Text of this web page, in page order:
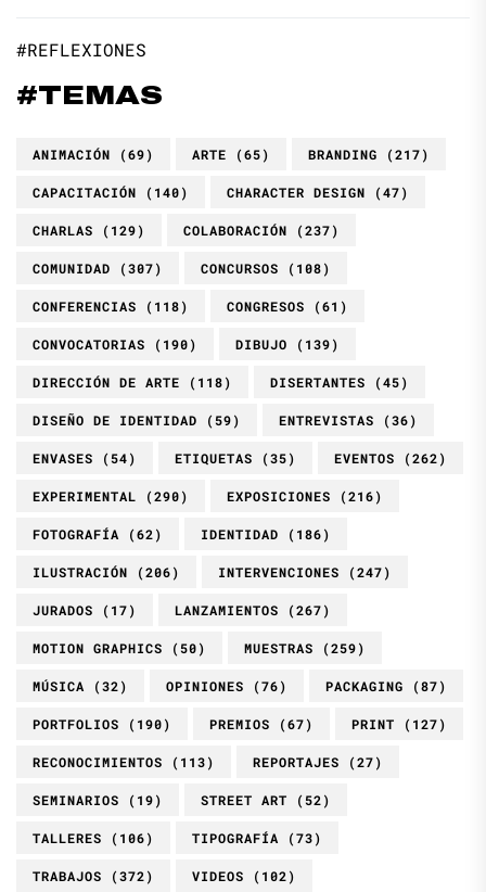
#REFLEXIONES
#TEMAS
ANIMACIÓN (69) ARTE (65) BRANDING (217)
CAPACITACIÓN (140) CHARACTER DESIGN (47)
CHARLAS (129) COLABORACIÓN (237)
COMUNIDAD (307) CONCURSOS (108)
CONFERENCIAS (118) CONGRESOS (61)
CONVOCATORIAS (190) DIBUJO (139)
DIRECCIÓN DE ARTE (118) DISERTANTES (45)
DISEÑO DE IDENTIDAD (59) ENTREVISTAS (36)
ENVASES (54) ETIQUETAS (35) EVENTOS (262)
EXPERIMENTAL (290) EXPOSICIONES (216)
FOTOGRAFÍA (62) IDENTIDAD (186)
ILUSTRACIÓN (206) INTERVENCIONES (247)
JURADOS (17) LANZAMIENTOS (267)
MOTION GRAPHICS (50) MUESTRAS (259)
MÚSICA (32) OPINIONES (76) PACKAGING (87)
PORTFOLIOS (190) PREMIOS (67) PRINT (127)
RECONOCIMIENTOS (113) REPORTAJES (27)
SEMINARIOS (19) STREET ART (52)
TALLERES (106) TIPOGRAFÍA (73)
TRABAJOS (372) VIDEOS (102)